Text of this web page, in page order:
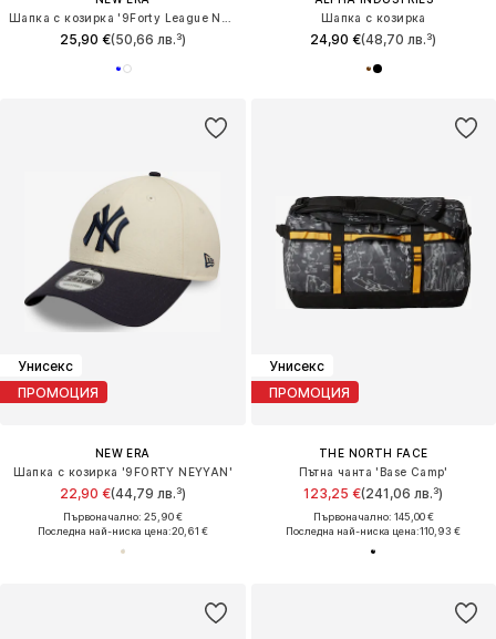
25,90 €(50,66 лв.³)
Шапка с козирка
24,90 €(48,70 лв.³)
Унисекс
ПРОМОЦИЯ
NEW ERA
Шапка с козирка '9FORTY NEYYAN'
22,90 €(44,79 лв.³)
Първоначално: 25,90 €
Последна най-ниска цена:20,61 €
Унисекс
ПРОМОЦИЯ
THE NORTH FACE
Пътна чанта 'Base Camp'
123,25 €(241,06 лв.³)
Първоначално: 145,00 €
Последна най-ниска цена:110,93 €